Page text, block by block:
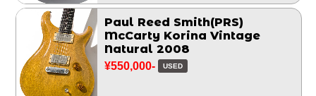
Paul Reed Smith(PRS)
McCarty Korina Vintage
Natural 2008
¥550,000- USED